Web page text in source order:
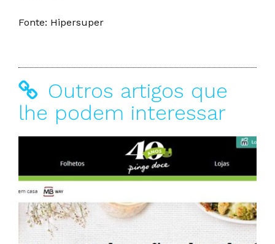
Fonte: Hipersuper
Outros artigos que
lhe podem interessar